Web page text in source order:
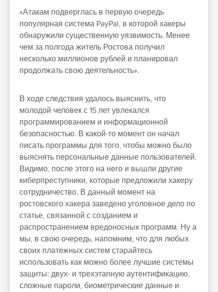
«Атакам подверглась в первую очередь
популярная система PayPal, в которой хакеры
обнаружили существенную уязвимость. Менее
чем за полгода житель Ростова получил
несколько миллионов рублей и планировал
продолжать свою деятельность».
В ходе следствия удалось выяснить, что
молодой человек с 15 лет увлекался
программированием и информационной
безопасностью. В какой-то момент он начал
писать программы для того, чтобы можно было
выяснять персональные данные пользователей.
Видимо, после этого на него и вышли другие
киберпреступники, которые предложили хакеру
сотрудничество. В данный момент на
ростовского хакера заведено уголовное дело по
статье, связанной с созданием и
распространением вредоносных программ. Ну а
мы, в свою очередь, напомним, что для любых
своих платежных систем старайтесь
использовать как можно более лучшие системы
защиты: двух- и трехэтапную аутентификацию,
сложные пароли, биометрические данные и